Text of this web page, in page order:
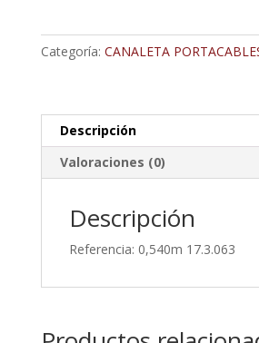
540
cantidad
Categoría: CANALETA
Descripción
Valoraciones (0)
Descripción
Referencia: 0,540m 17.3.063